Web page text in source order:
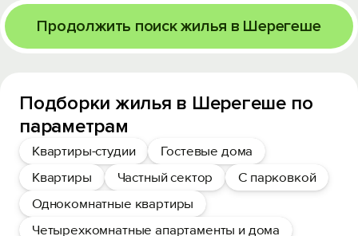
Продолжить поиск жилья в Шерегеше
Подборки жилья в Шерегеше по
параметрам
Квартиры-студии
Гостевые дома
Квартиры
Частный сектор
С парковкой
Однокомнатные квартиры
Четырехкомнатные апартаменты и дома